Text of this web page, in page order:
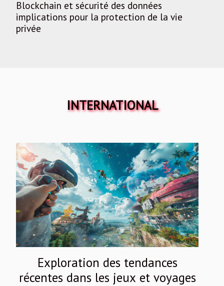
Blockchain et sécurité des données
implications pour la protection de la vie
privée
INTERNATIONAL
Exploration des tendances
récentes dans les jeux et voyages